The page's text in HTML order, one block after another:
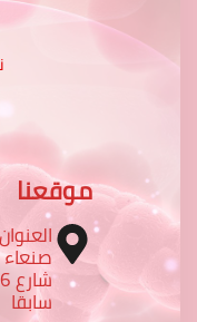
موقعنا
سابقا